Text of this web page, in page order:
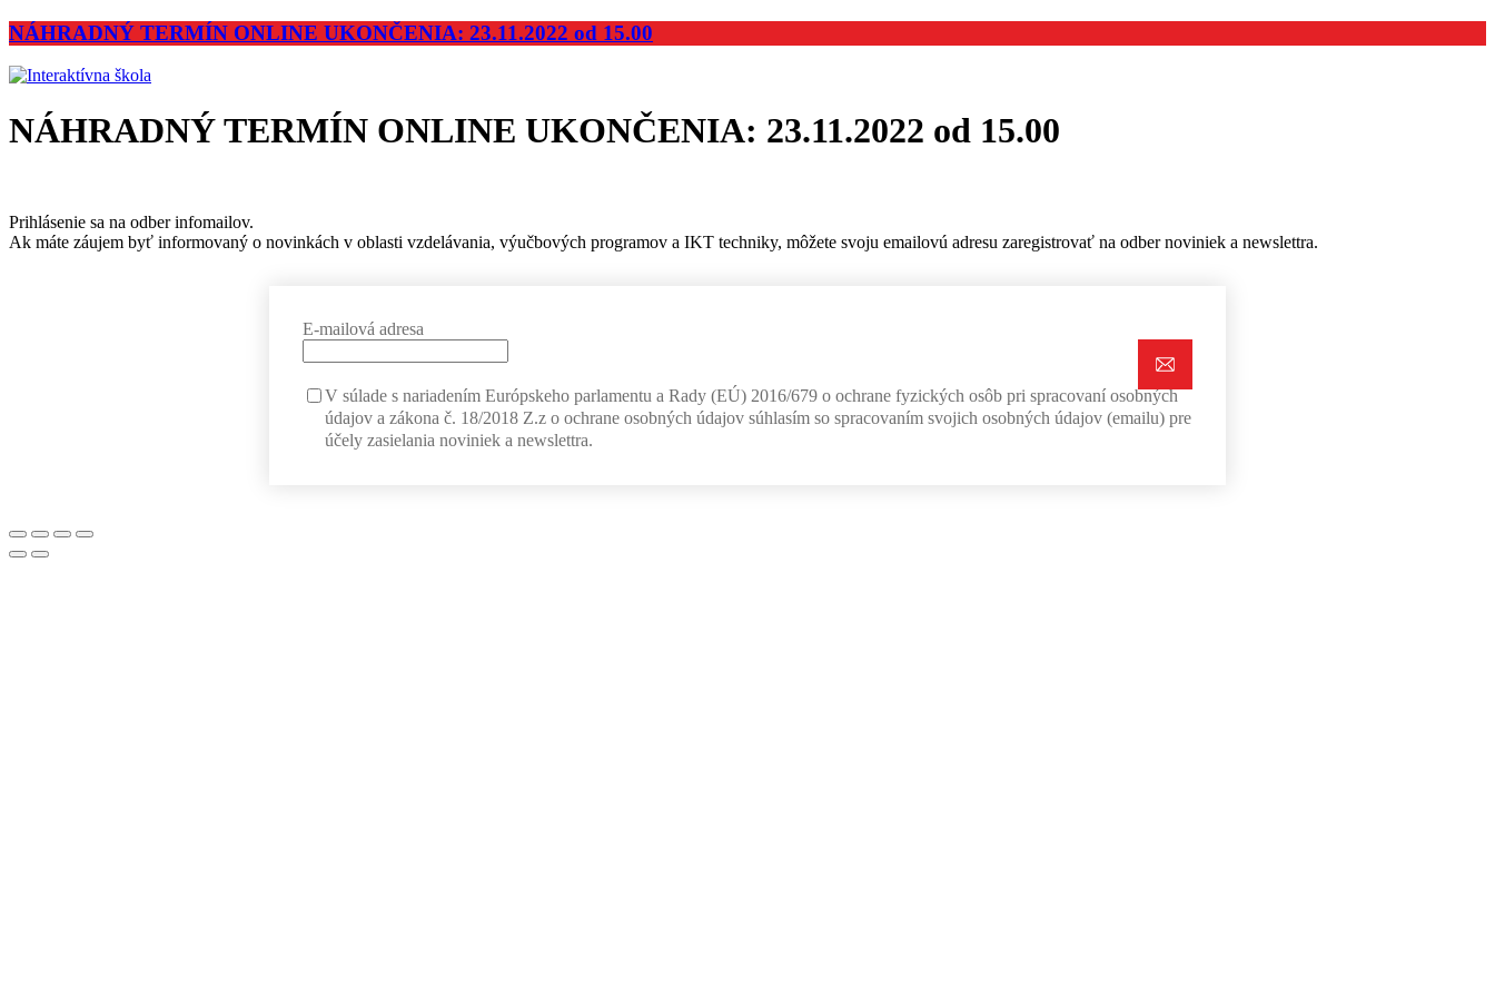
NÁHRADNÝ TERMÍN ONLINE UKONČENIA: 23.11.2022 od 15.00
NÁHRADNÝ TERMÍN ONLINE UKONČENIA: 23.11.2022 od 15.00
Prihlásenie sa na odber infomailov.
Ak máte záujem byť informovaný o novinkách v oblasti vzdelávania, výučbových programov a IKT techniky, môžete svoju emailovú adresu zaregistrovať na odber noviniek a newslettra.
E-mailová adresa
V súlade s nariadením Európskeho parlamentu a Rady (EÚ) 2016/679 o ochrane fyzických osôb pri spracovaní osobných
údajov a zákona č. 18/2018 Z.z o ochrane osobných údajov súhlasím so spracovaním svojich osobných údajov (emailu) pre
účely zasielania noviniek a newslettra.